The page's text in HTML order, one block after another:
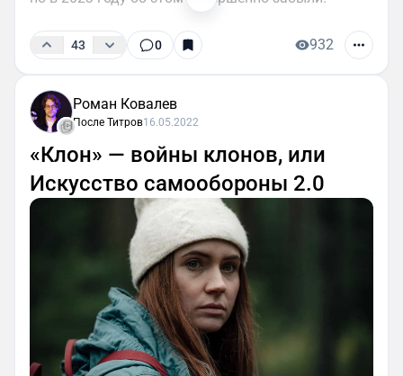
43 0 932
Роман Ковалев
После Титров16.05.2022
«Клон» — войны клонов, или
Искусство самообороны 2.0